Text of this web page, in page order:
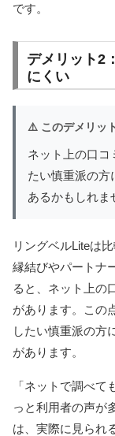
です。
デメリット2
にくい
⚠️ このデメリッ
ネット上の口コ
たい慎重派の方
あるかもしれま
リングベルLiteは
縁結びやパートナ
ると、ネット上の
があります。この
したい慎重派の方
があります。
「ネットで調べ
っと利用者の声が
は、実際に見られ